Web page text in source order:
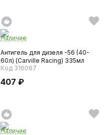
Наличие
Антигель для дизеля -56 (40-
60л) (Carville Racing) 335мл
Код 316067
407 ₽
Наличие